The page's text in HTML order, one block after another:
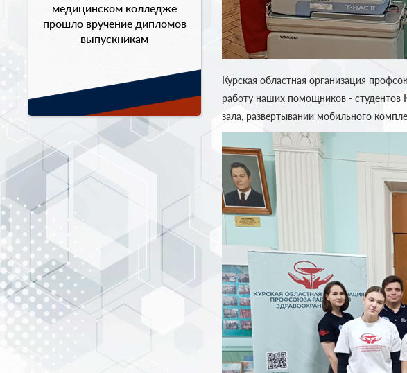
медицинском колледже
прошло вручение дипломов
выпускникам
Курская областная организация
работу наших помощников - студентов
зала, развертывании мобильного